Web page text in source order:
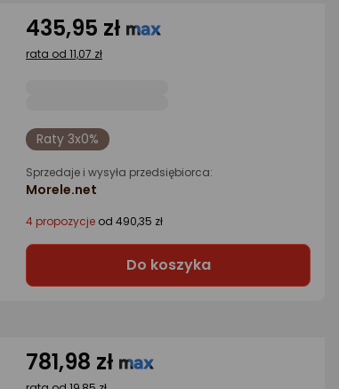
435,95 zł
rata od 11,07 zł
Raty 3x0%
Sprzedaje i wysyła przedsiębiorca:
Morele.net
4 propozycje od 490,35 zł
Do koszyka
781,98 zł